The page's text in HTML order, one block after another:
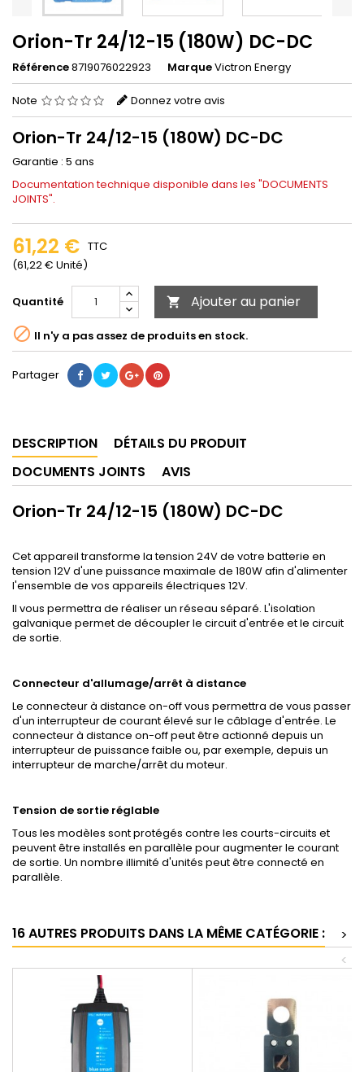
Orion-Tr 24/12-15 (180W) DC-DC
Référence8719076022923 MarqueVictron Energy
Note Donnez votre avis
Orion-Tr 24/12-15 (180W) DC-DC
Garantie : 5 ans
Documentation technique disponible dans les "DOCUMENTS
JOINTS".
61,22 €
(61,22 € Unité)
TTC
Quantité  Ajouter au panier
 Il n'y a pas assez de produits en stock.
Partager
DESCRIPTION
DÉTAILS DU PRODUIT
DOCUMENTS JOINTS
AVIS
Orion-Tr 24/12-15 (180W) DC-DC
Cet appareil transforme la tension 24V de votre batterie en
tension 12V d'une puissance maximale de 180W afin d'alimenter
l'ensemble de vos appareils électriques 12V.
Il vous permettra de réaliser un réseau séparé. L'isolation
galvanique permet de découpler le circuit d'entrée et le circuit
de sortie.
Connecteur d'allumage/arrêt à distance
Le connecteur à distance on-off vous permettra de vous passer
d'un interrupteur de courant élevé sur le câblage d'entrée. Le
connecteur à distance on-off peut être actionné depuis un
interrupteur de puissance faible ou, par exemple, depuis un
interrupteur de marche/arrêt du moteur.
Tension de sortie réglable
Tous les modèles sont protégés contre les courts-circuits et
peuvent être installés en parallèle pour augmenter le courant
de sortie. Un nombre illimité d'unités peut être connecté en
parallèle.
16 AUTRES PRODUITS DANS LA MÊME CATÉGORIE :
>
<